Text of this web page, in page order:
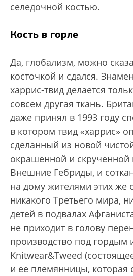
селедочной костью.
Кость в горле
Да, глобализм, можно
косточкой и сдался.
харрис-твид делается
совсем другая ткань.
даже принял в 1993 году
в котором твид «харрис»
сделанный из новой
окрашенной и скрученной
Внешние Гебриды, и
на дому жителями этих же
никакого Третьего мира,
детей в подвалах
не приходит в голову
производство под гордым
Knitwear&Tweed
и ее племянницы, которая